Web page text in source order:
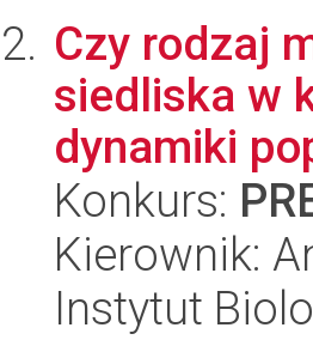
Czy rodzaj
siedliska w
dynamiki
Konkurs:
Kierownik:
Instytut